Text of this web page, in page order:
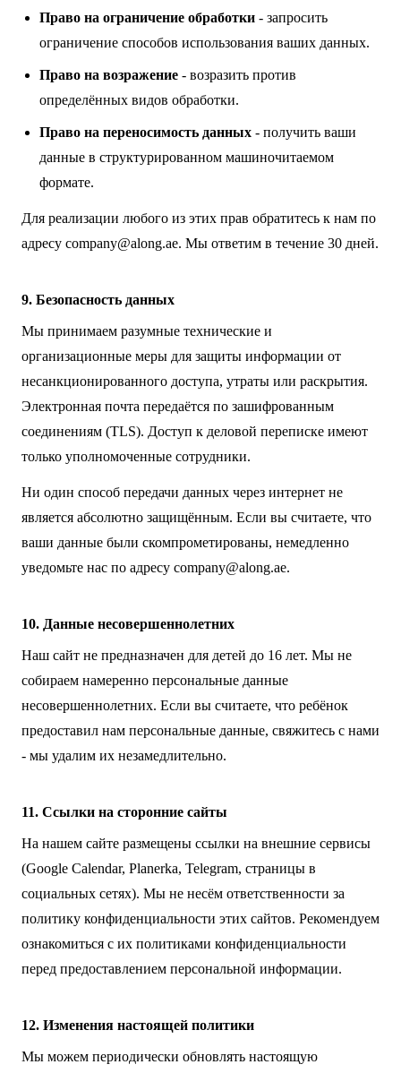
Право на ограничение обработки - запросить
ограничение способов использования ваших данных.
Право на возражение - возразить против
определённых видов обработки.
Право на переносимость данных - получить ваши
данные в структурированном машиночитаемом
формате.
Для реализации любого из этих прав обратитесь к нам по
адресу company@along.ae. Мы ответим в течение 30 дней.
9. Безопасность данных
Мы принимаем разумные технические и
организационные меры для защиты информации от
несанкционированного доступа, утраты или раскрытия.
Электронная почта передаётся по зашифрованным
соединениям (TLS). Доступ к деловой переписке имеют
только уполномоченные сотрудники.
Ни один способ передачи данных через интернет не
является абсолютно защищённым. Если вы считаете, что
ваши данные были скомпрометированы, немедленно
уведомьте нас по адресу company@along.ae.
10. Данные несовершеннолетних
Наш сайт не предназначен для детей до 16 лет. Мы не
собираем намеренно персональные данные
несовершеннолетних. Если вы считаете, что ребёнок
предоставил нам персональные данные, свяжитесь с нами
- мы удалим их незамедлительно.
11. Ссылки на сторонние сайты
На нашем сайте размещены ссылки на внешние сервисы
(Google Calendar, Planerka, Telegram, страницы в
социальных сетях). Мы не несём ответственности за
политику конфиденциальности этих сайтов. Рекомендуем
ознакомиться с их политиками конфиденциальности
перед предоставлением персональной информации.
12. Изменения настоящей политики
Мы можем периодически обновлять настоящую